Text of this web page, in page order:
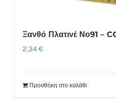
Ξανθό Πλατινέ Νο91 –
2,34 €
Προσθήκη στο καλάθι